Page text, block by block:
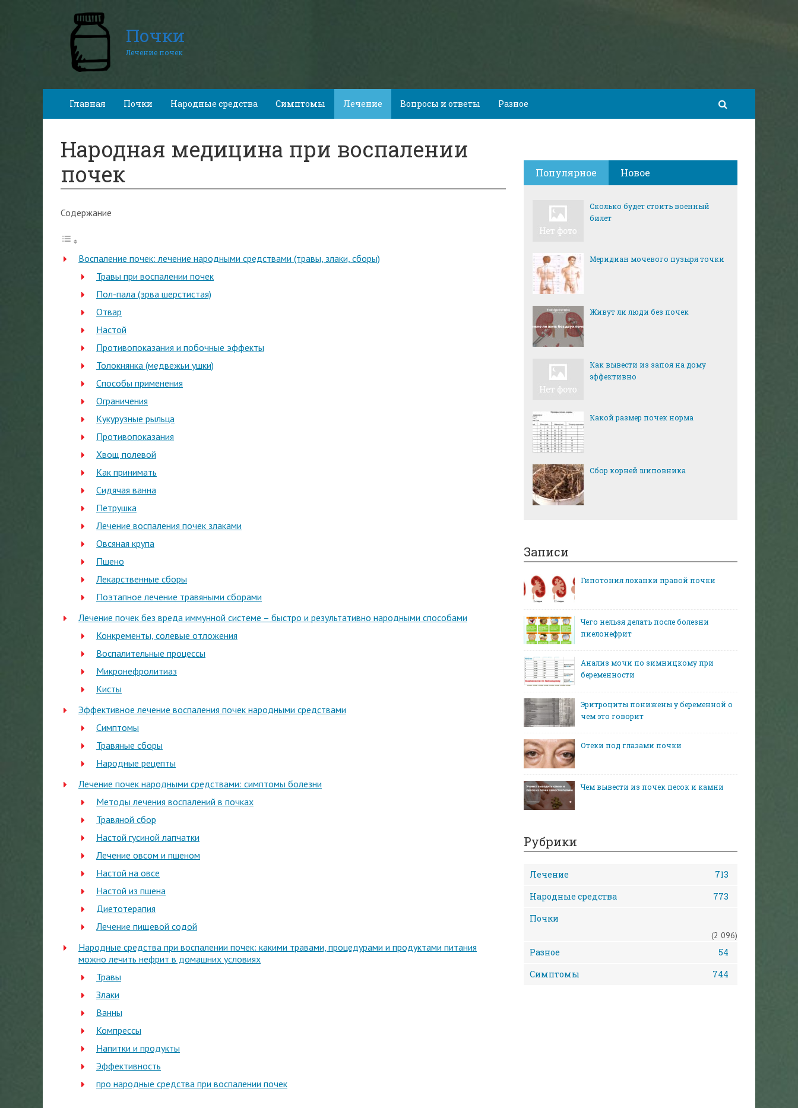
Почки
Лечение почек
Главная Почки Народные средства Симптомы Лечение Вопросы и ответы Разное
Народная медицина при воспалении
почек
Содержание
Воспаление почек: лечение народными средствами (травы, злаки, сборы)
Травы при воспалении почек
Пол-пала (эрва шерстистая)
Отвар
Настой
Противопоказания и побочные эффекты
Толокнянка (медвежьи ушки)
Способы применения
Ограничения
Кукурузные рыльца
Противопоказания
Хвощ полевой
Как принимать
Сидячая ванна
Петрушка
Лечение воспаления почек злаками
Овсяная крупа
Пшено
Лекарственные сборы
Поэтапное лечение травяными сборами
Лечение почек без вреда иммунной системе – быстро и результативно народными способами
Конкременты, солевые отложения
Воспалительные процессы
Микронефролитиаз
Кисты
Эффективное лечение воспаления почек народными средствами
Симптомы
Травяные сборы
Народные рецепты
Лечение почек народными средствами: симптомы болезни
Методы лечения воспалений в почках
Травяной сбор
Настой гусиной лапчатки
Лечение овсом и пшеном
Настой на овсе
Настой из пшена
Диетотерапия
Лечение пищевой содой
Народные средства при воспалении почек: какими травами, процедурами и продуктами питания
можно лечить нефрит в домашних условиях
Травы
Злаки
Ванны
Компрессы
Напитки и продукты
Эффективность
про народные средства при воспалении почек
Популярное Новое
Сколько будет стоить военный
билет
Меридиан мочевого пузыря точки
Живут ли люди без почек
Как вывести из запоя на дому
эффективно
Какой размер почек норма
Сбор корней шиповника
Записи
Гипотония лоханки правой почки
Чего нельзя делать после болезни
пиелонефрит
Анализ мочи по зимницкому при
беременности
Эритроциты понижены у беременной о
чем это говорит
Отеки под глазами почки
Чем вывести из почек песок и камни
Рубрики
Лечение
713
Народные средства
773
Почки
(2 096)
Разное
54
Симптомы
744